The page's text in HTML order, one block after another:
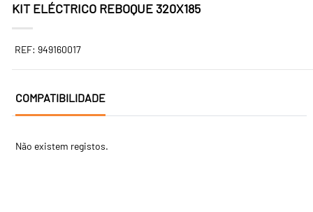
KIT ELÉCTRICO REBOQUE 320X185
REF: 949160017
COMPATIBILIDADE
Não existem registos.